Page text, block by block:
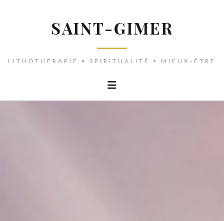
SAINT-GIMER
LITHOTHÉRAPIE • SPIRITUALITÉ • MIEUX-ÊTRE